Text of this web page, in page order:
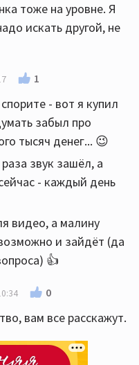
тоже на уровне. Я
искать другой, не
1
- вот я купил
забыл про
тысяч денег... 😉
звук зашёл, а
- каждый день
видео, а малину
и зайдёт (да
👍
0
вам все расскажут.